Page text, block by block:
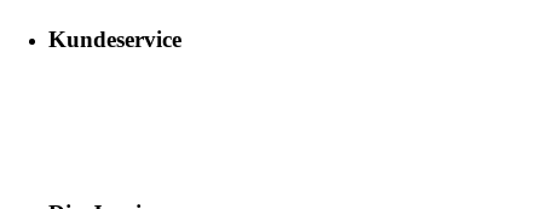
Kundeservice